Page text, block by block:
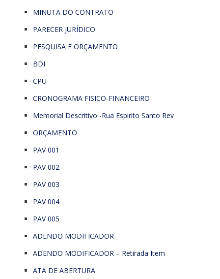
MINUTA DO CONTRATO
PARECER JURÍDICO
PESQUISA E ORÇAMENTO
BDI
CPU
CRONOGRAMA FISICO-FINANCEIRO
Memorial Descritivo -Rua Espirito Santo Rev
ORÇAMENTO
PAV 001
PAV 002
PAV 003
PAV 004
PAV 005
ADENDO MODIFICADOR
ADENDO MODIFICADOR – Retirada Item
ATA DE ABERTURA